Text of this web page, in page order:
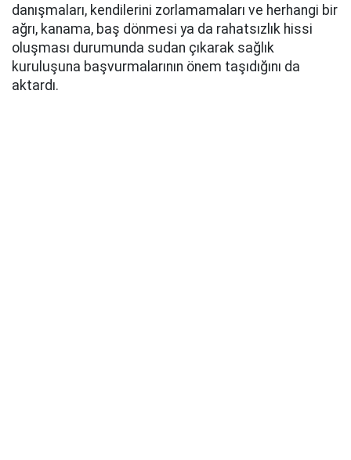
danışmaları, kendilerini zorlamamaları ve herhangi bir
ağrı, kanama, baş dönmesi ya da rahatsızlık hissi
oluşması durumunda sudan çıkarak sağlık
kuruluşuna başvurmalarının önem taşıdığını da
aktardı.